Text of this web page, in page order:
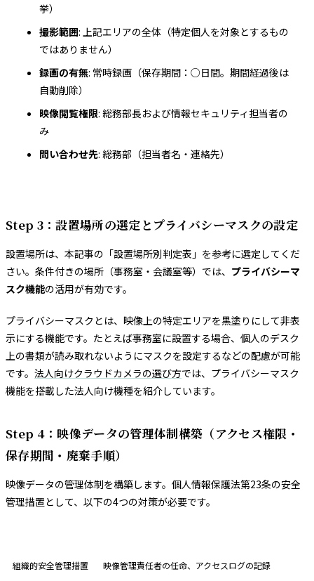
挙）
撮影範囲: 上記エリアの全体（特定個人を対象とするもの
ではありません）
録画の有無: 常時録画（保存期間：○日間。期間経過後は
自動削除）
映像閲覧権限: 総務部長および情報セキュリティ担当者の
み
問い合わせ先: 総務部（担当者名・連絡先）
Step 3：設置場所の選定とプライバシーマスクの設定
設置場所は、本記事の「設置場所別判定表」を参考に選定してくだ
さい。条件付きの場所（事務室・会議室等）では、 プライバシーマ
スク機能の活用が有効です。
プライバシーマスクとは、映像上の特定エリアを黒塗りにして非表
示にする機能です。たとえば事務室に設置する場合、個人のデスク
上の書類が読み取れないようにマスクを設定するなどの配慮が可能
です。 法人向けクラウドカメラの選び方では、プライバシーマスク
機能を搭載した法人向け機種を紹介しています。
Step 4：映像データの管理体制構築（アクセス権限・
保存期間・廃棄手順）
映像データの管理体制を構築します。個人情報保護法第23条の安全
管理措置として、以下の4つの対策が必要です。
組織的安全管理措置 映像管理責任者の任命、アクセスログの記録